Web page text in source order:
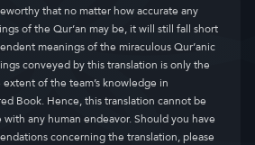
that no matter how accurate any
of the Qur’an may be, it will still fall short
meanings of the miraculous Qur’anic
conveyed by this translation is only the
of the team’s knowledge in
Book. Hence, this translation cannot be
with any human endeavor. Should you have
concerning the translation, please